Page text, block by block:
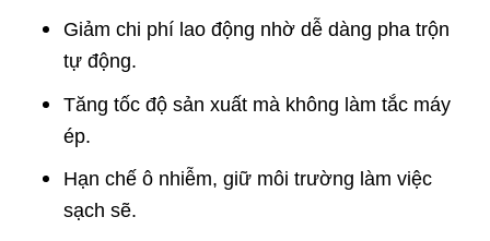
Giảm chi phí lao động nhờ dễ dàng pha trộn
tự động.
Tăng tốc độ sản xuất mà không làm tắc máy
ép.
Hạn chế ô nhiễm, giữ môi trường làm việc
sạch sẽ.